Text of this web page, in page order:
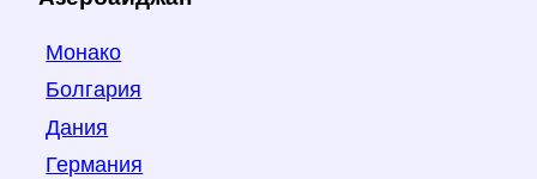
Монако
Болгария
Дания
Германия